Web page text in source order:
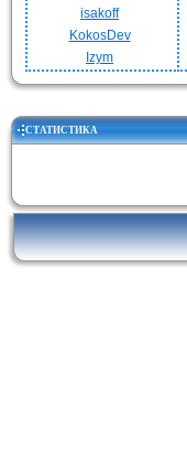
isakoff
KokosDev
Izym
СТАТИСТИКА